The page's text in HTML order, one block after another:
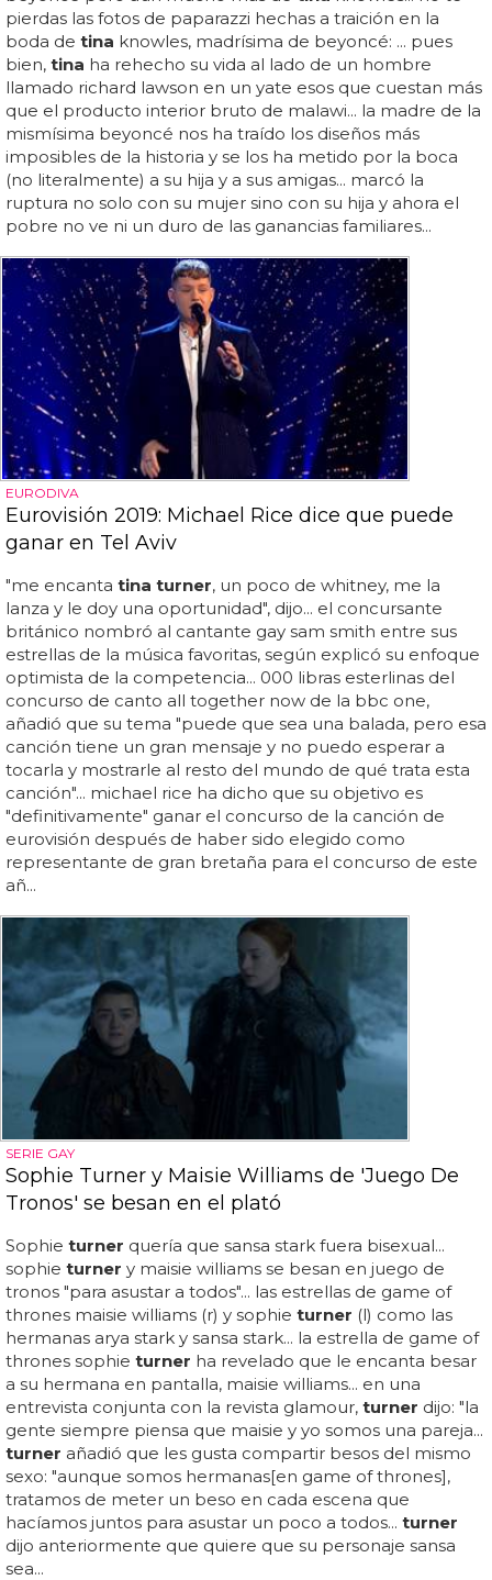
pierdas las fotos de paparazzi hechas a traición en la
boda de tina knowles, madrísima de beyoncé: ... pues
bien, tina ha rehecho su vida al lado de un hombre
llamado richard lawson en un yate esos que cuestan más
que el producto interior bruto de malawi... la madre de la
mismísima beyoncé nos ha traído los diseños más
imposibles de la historia y se los ha metido por la boca
(no literalmente) a su hija y a sus amigas... marcó la
ruptura no solo con su mujer sino con su hija y ahora el
pobre no ve ni un duro de las ganancias familiares...
EURODIVA
Eurovisión 2019: Michael Rice dice que puede
ganar en Tel Aviv
"me encanta tina turner, un poco de whitney, me la
lanza y le doy una oportunidad", dijo... el concursante
británico nombró al cantante gay sam smith entre sus
estrellas de la música favoritas, según explicó su enfoque
optimista de la competencia... 000 libras esterlinas del
concurso de canto all together now de la bbc one,
añadió que su tema "puede que sea una balada, pero esa
canción tiene un gran mensaje y no puedo esperar a
tocarla y mostrarle al resto del mundo de qué trata esta
canción"... michael rice ha dicho que su objetivo es
"definitivamente" ganar el concurso de la canción de
eurovisión después de haber sido elegido como
representante de gran bretaña para el concurso de este
añ...
SERIE GAY
Sophie Turner y Maisie Williams de 'Juego De
Tronos' se besan en el plató
Sophie turner quería que sansa stark fuera bisexual...
sophie turner y maisie williams se besan en juego de
tronos "para asustar a todos"... las estrellas de game of
thrones maisie williams (r) y sophie turner (l) como las
hermanas arya stark y sansa stark... la estrella de game of
thrones sophie turner ha revelado que le encanta besar
a su hermana en pantalla, maisie williams... en una
entrevista conjunta con la revista glamour, turner dijo: "la
gente siempre piensa que maisie y yo somos una pareja...
turner añadió que les gusta compartir besos del mismo
sexo: "aunque somos hermanas[en game of thrones],
tratamos de meter un beso en cada escena que
hacíamos juntos para asustar un poco a todos... turner
dijo anteriormente que quiere que su personaje sansa
sea...